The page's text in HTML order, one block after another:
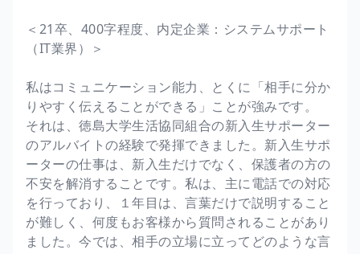
＜21卒、400字程度、内定企業：システムサポート
（IT業界）＞
私はコミュニケーション能力、とくに「相手に分か
りやすく伝えることができる」ことが強みです。
それは、徳島大学生活協同組合の新入生サポーター
のアルバイトの経験で発揮できました。新入生サポ
ーターの仕事は、新入生だけでなく、保護者の方の
不安を解消することです。私は、主に電話での対応
を行っており、１年目は、言葉だけで説明すること
が難しく、何度もお客様から質問されることがあり
ました。今では、相手の立場に立ってどのような言